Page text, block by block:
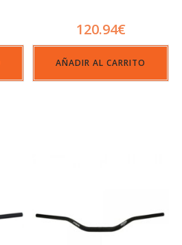
120.94€
AÑADIR AL CARRITO